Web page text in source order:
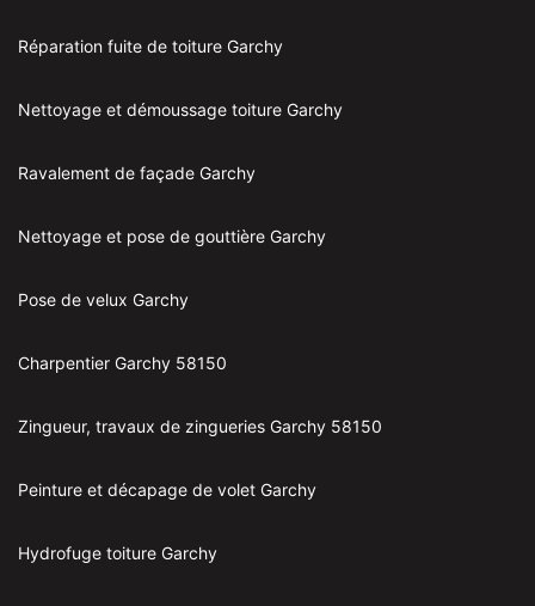
Réparation fuite de toiture Garchy
Nettoyage et démoussage toiture Garchy
Ravalement de façade Garchy
Nettoyage et pose de gouttière Garchy
Pose de velux Garchy
Charpentier Garchy 58150
Zingueur, travaux de zingueries Garchy 58150
Peinture et décapage de volet Garchy
Hydrofuge toiture Garchy